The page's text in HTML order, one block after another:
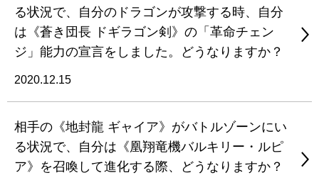
る状況で、自分のドラゴンが攻撃する時、自分
は《蒼き団長 ドギラゴン剣》の「革命チェン
ジ」能力の宣言をしました。どうなりますか？
2020.12.15
相手の《地封龍 ギャイア》がバトルゾーンにい
る状況で、自分は《凰翔竜機バルキリー・ルピ
ア》を召喚して進化する際、どうなりますか？